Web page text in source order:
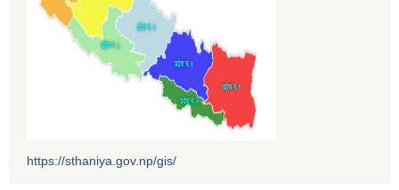
https://sthaniya.gov.np/gis/